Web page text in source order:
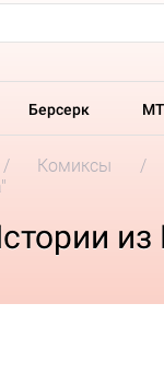
Берсерк
Комиксы
из